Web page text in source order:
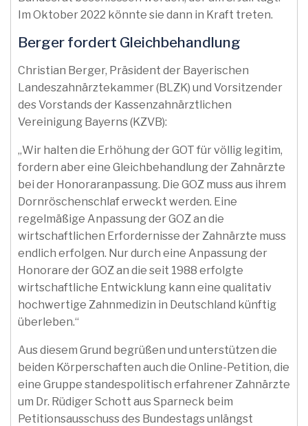
Im Oktober 2022 könnte sie dann in Kraft treten.
Berger fordert Gleichbehandlung
Christian Berger, Präsident der Bayerischen
Landeszahnärztekammer (BLZK) und Vorsitzender
des Vorstands der Kassenzahnärztlichen
Vereinigung Bayerns (KZVB):
„Wir halten die Erhöhung der GOT für völlig legitim,
fordern aber eine Gleichbehandlung der Zahnärzte
bei der Honoraranpassung. Die GOZ muss aus ihrem
Dornröschenschlaf erweckt werden. Eine
regelmäßige Anpassung der GOZ an die
wirtschaftlichen Erfordernisse der Zahnärzte muss
endlich erfolgen. Nur durch eine Anpassung der
Honorare der GOZ an die seit 1988 erfolgte
wirtschaftliche Entwicklung kann eine qualitativ
hochwertige Zahnmedizin in Deutschland künftig
überleben.“
Aus diesem Grund begrüßen und unterstützen die
beiden Körperschaften auch die Online-Petition, die
eine Gruppe standespolitisch erfahrener Zahnärzte
um Dr. Rüdiger Schott aus Sparneck beim
Petitionsausschuss des Bundestags unlängst